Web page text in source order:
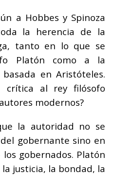
a Hobbes y Spinoza
la herencia de la
tanto en lo que se
Platón como a la
en Aristóteles.
crítica al rey filósofo
modernos?
la autoridad no se
gobernante sino en
gobernados. Platón
justicia, la bondad, la